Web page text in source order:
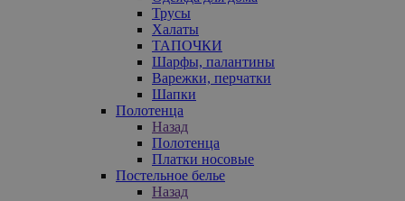
Трусы
Халаты
ТАПОЧКИ
Шарфы, палантины
Варежки, перчатки
Шапки
Полотенца
Назад
Полотенца
Платки носовые
Постельное белье
Назад